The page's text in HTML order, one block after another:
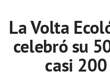
La Volta
celebró su
casi